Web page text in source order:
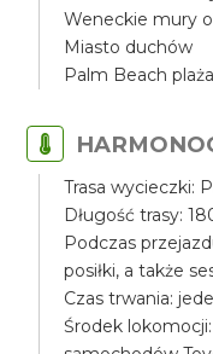
Weneckie mury
Miasto duchów
Palm Beach
Trasa wycieczki:
Długość trasy:
Podczas
posiłki, a także
Czas trwania:
Środek